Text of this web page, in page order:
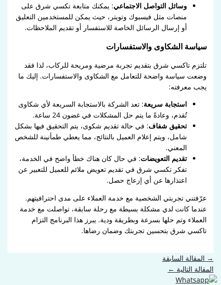
وسائل التواصل الاجتماعي: يمكنك متابعة تكسي شرق على
منصات مثل فيسبوك وتويتر، حيث يمكن للمستخدمين التعليق
أو إرسال الرسائل الخاصة للاستفسار أو تقديم الملاحظات.
سياسة الشكاوى والاستفسارات
تلتزم تاكسي شرق بتقديم تجربة مرضية ومريحة للركاب، لذا فقد
وضعت سياسة واضحة للتعامل مع الشكاوى والاستفسارات. إليك ما
يجب معرفته:
استجابة سريعة: تعد الشركة بالاستجابة السريعة لأي شكاوى
تُقدم، وعادةً ما يتم حل المشكلات في غضون 24 ساعة.
تحقيق شفاف: في حالة تقديم شكوى، يتم التحقيق فيها بشكل
شامل، ويتم إعلام العميل بالنتائج، مما يعطي طمأنينة للشخص
المعني.
تقديم التعويضات: في حال كان هناك خطأ واضح في الخدمة،
تفكر تكسي شرق في تقديم تعويض ملائم للعميل للتعبير عن
اعتذارها عن أي إزعاج حصل.
عرّفتني تجربتي الشخصية مع خدمة العملاء على مدى احترافيتهم.
عندما كانت لدي مشكلة بسيطة مع رحلة سابقة، تواصلت مع خدمة
العملاء وتم حلها بسرعة وبطريقة ودية. يبرز هذا البرنامج التزام
تاكسي شرق بتحسين تجربتك وضمان رضاها.
→ المقالة السابقة
المقالة التالية ←